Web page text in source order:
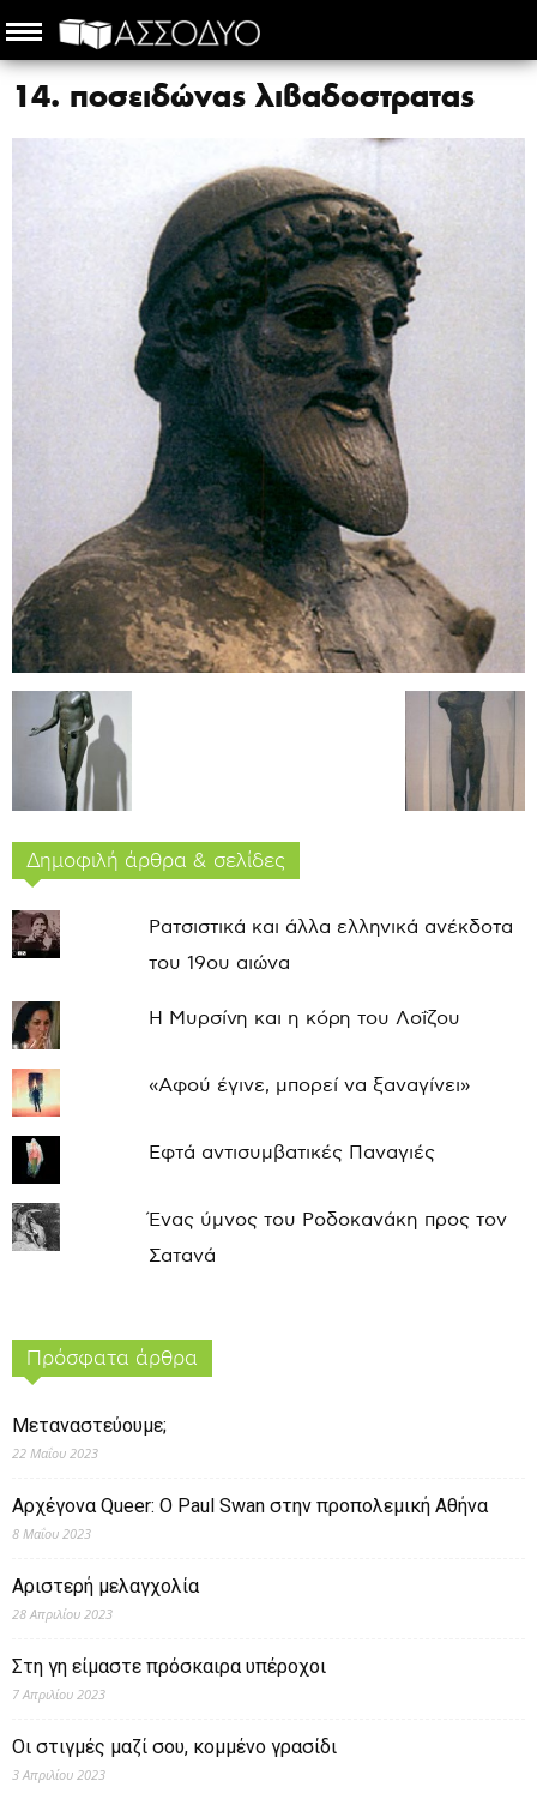
14. ποσειδώνας λιβαδοστρατας
Δημοφιλή άρθρα & σελίδες
Ρατσιστικά και άλλα ελληνικά ανέκδοτα
του 19ου αιώνα
Η Μυρσίνη και η κόρη του Λοΐζου
«Αφού έγινε, μπορεί να ξαναγίνει»
Εφτά αντισυμβατικές Παναγιές
Ένας ύμνος του Ροδοκανάκη προς τον
Σατανά
Πρόσφατα άρθρα
Μεταναστεύουμε;
22 Μαΐου 2023
Αρχέγονα Queer: O Paul Swan στην προπολεμική Αθήνα
8 Μαΐου 2023
Αριστερή μελαγχολία
28 Απριλίου 2023
Στη γη είμαστε πρόσκαιρα υπέροχοι
7 Απριλίου 2023
Οι στιγμές μαζί σου, κομμένο γρασίδι
3 Απριλίου 2023